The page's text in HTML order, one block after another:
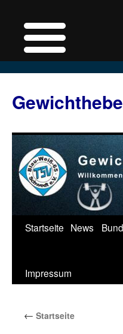
springen
Startseite News
Impressum
← Startseite